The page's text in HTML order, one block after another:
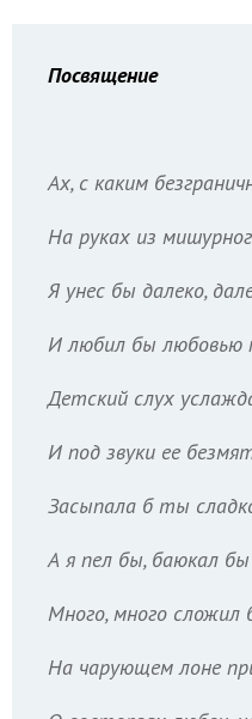
Посвящение
Ах, с каким
На руках из
Я унес бы далеко,
И любил бы любовью
Детский слух
И под звуки ее
Засыпала б ты
А я пел бы, баюкал
Много, много сложил
На чарующем лоне